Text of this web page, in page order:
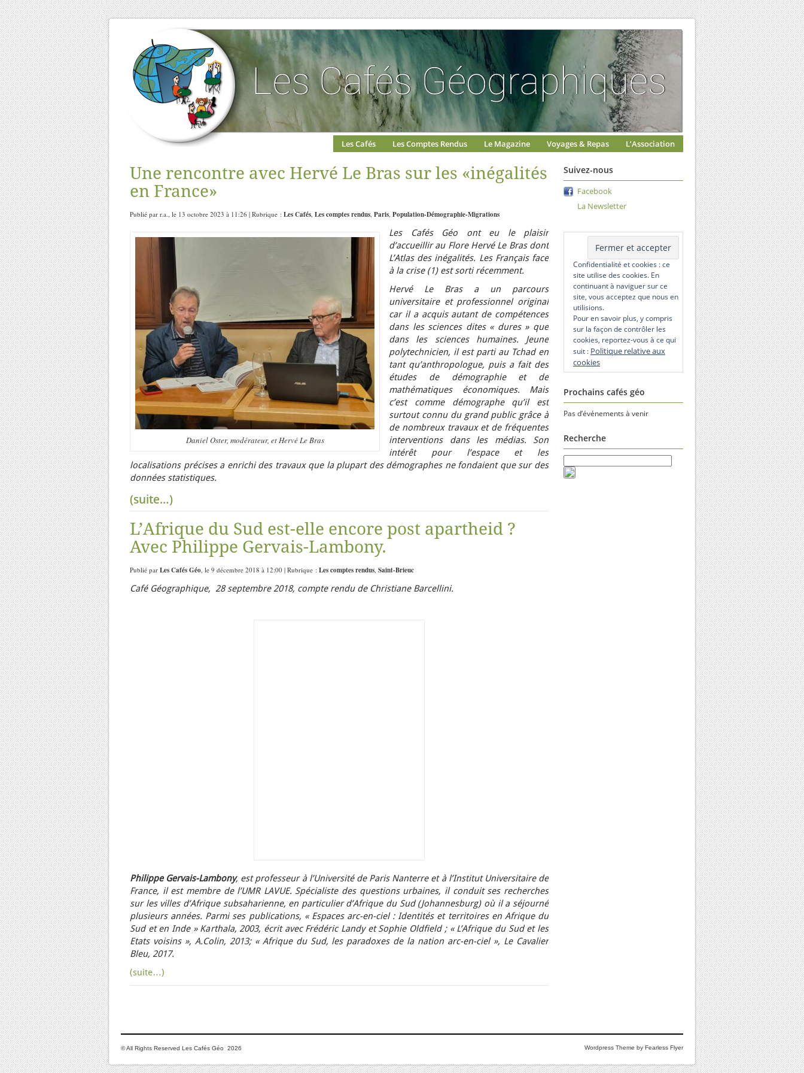
Les Cafés Les Comptes Rendus Le Magazine Voyages & Repas L’Association
Une rencontre avec Hervé Le Bras sur les «inégalités
en France»
Publié par r.a., le 13 octobre 2023 à 11:26 | Rubrique : Les Cafés, Les comptes rendus, Paris, Population-Démographie-Migrations
Daniel Oster, modérateur, et Hervé Le Bras
Les Cafés Géo ont eu le plaisir
d’accueillir au Flore Hervé Le Bras dont
L’Atlas des inégalités. Les Français face
à la crise (1) est sorti récemment.
Hervé Le Bras a un parcours
universitaire et professionnel original
car il a acquis autant de compétences
dans les sciences dites « dures » que
dans les sciences humaines. Jeune
polytechnicien, il est parti au Tchad en
tant qu’anthropologue, puis a fait des
études de démographie et de
mathématiques économiques. Mais
c’est comme démographe qu’il est
surtout connu du grand public grâce à
de nombreux travaux et de fréquentes
interventions dans les médias. Son
intérêt pour l’espace et les
localisations précises a enrichi des travaux que la plupart des démographes ne fondaient que sur des
données statistiques.
(suite…)
L’Afrique du Sud est-elle encore post apartheid ?
Avec Philippe Gervais-Lambony.
Publié par Les Cafés Géo, le 9 décembre 2018 à 12:00 | Rubrique : Les comptes rendus, Saint-Brieuc
Café Géographique, 28 septembre 2018, compte rendu de Christiane Barcellini.
Philippe Gervais-Lambony, est professeur à l’Université de Paris Nanterre et à l’Institut Universitaire de
France, il est membre de l’UMR LAVUE. Spécialiste des questions urbaines, il conduit ses recherches
sur les villes d’Afrique subsaharienne, en particulier d’Afrique du Sud (Johannesburg) où il a séjourné
plusieurs années. Parmi ses publications, « Espaces arc-en-ciel : Identités et territoires en Afrique du
Sud et en Inde » Karthala, 2003, écrit avec Frédéric Landy et Sophie Oldfield ; « L’Afrique du Sud et les
Etats voisins », A.Colin, 2013; « Afrique du Sud, les paradoxes de la nation arc-en-ciel », Le Cavalier
Bleu, 2017.
(suite…)
Suivez-nous
Facebook
La Newsletter
Confidentialité et cookies : ce
site utilise des cookies. En
continuant à naviguer sur ce
site, vous acceptez que nous en
utilisions.
Pour en savoir plus, y compris
sur la façon de contrôler les
cookies, reportez-vous à ce qui
suit : Politique relative aux
cookies
Prochains cafés géo
Pas d’événements à venir
Recherche
© All Rights Reserved Les Cafés Géo 2026 Wordpress Theme by Fearless Flyer